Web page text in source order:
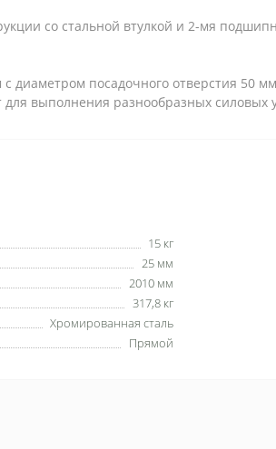
со стальной втулкой и 2-мя
посадочного отверстия 50
выполнения разнообразных силовых
15 кг
25 мм
2010 мм
317,8 кг
Хромированная сталь
Прямой